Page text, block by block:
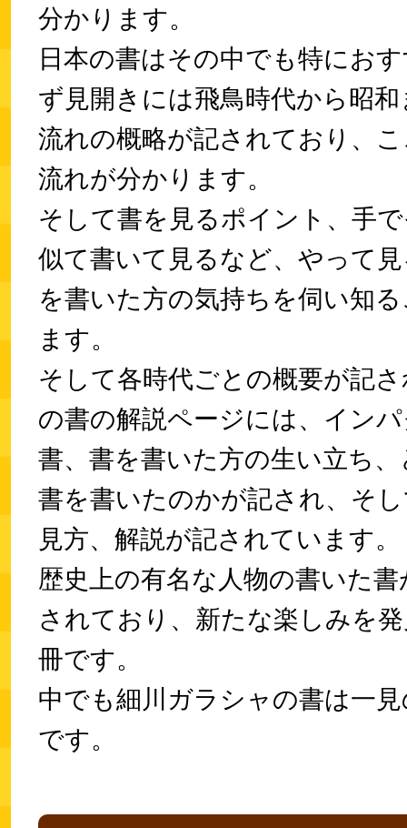
分かります。
日本の書はその中でも特にお
ず見開きには飛鳥時代から昭
流れの概略が記されており、
流れが分かります。
そして書を見るポイント、手
似て書いて見るなど、やって
を書いた方の気持ちを伺い知
ます。
そして各時代ごとの概要が記
の書の解説ページには、イン
書、書を書いた方の生い立ち
書を書いたのかが記され、そ
見方、解説が記されています。
歴史上の有名な人物の書いた
されており、新たな楽しみを
冊です。
中でも細川ガラシャの書は一
です。